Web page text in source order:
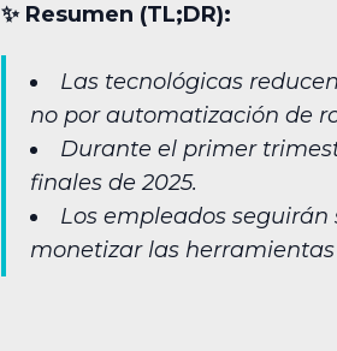
✨︎ Resumen (TL;DR):
Las tecnológicas
no por automatización de
Durante el primer
finales de 2025.
Los empleados
monetizar las